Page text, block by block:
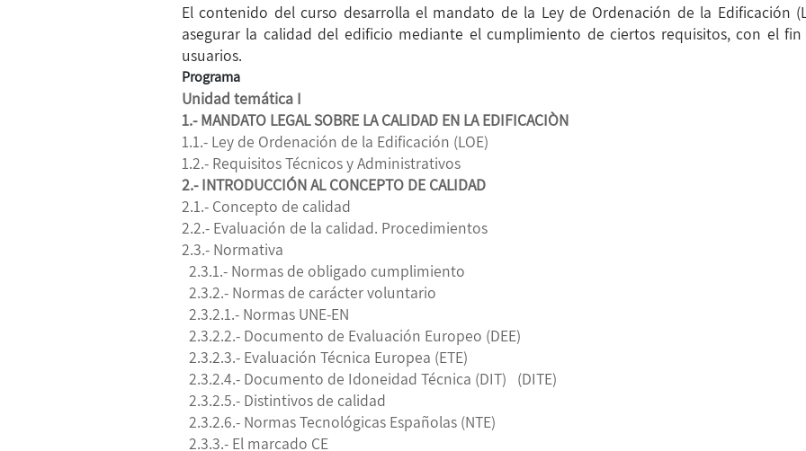
El contenido del curso desarrolla el mandato de la Ley de Ordenación de la Edificación
asegurar la calidad del edificio mediante el cumplimiento de ciertos requisitos, con el
usuarios.
Programa
Unidad temática I
1.- MANDATO LEGAL SOBRE LA CALIDAD EN LA EDIFICACIÒN
1.1.- Ley de Ordenación de la Edificación (LOE)
1.2.- Requisitos Técnicos y Administrativos
2.- INTRODUCCIÓN AL CONCEPTO DE CALIDAD
2.1.- Concepto de calidad
2.2.- Evaluación de la calidad. Procedimientos
2.3.- Normativa
2.3.1.- Normas de obligado cumplimiento
2.3.2.- Normas de carácter voluntario
2.3.2.1.- Normas UNE-EN
2.3.2.2.- Documento de Evaluación Europeo (DEE)
2.3.2.3.- Evaluación Técnica Europea (ETE)
2.3.2.4.- Documento de Idoneidad Técnica (DIT) (DITE)
2.3.2.5.- Distintivos de calidad
2.3.2.6.- Normas Tecnológicas Españolas (NTE)
2.3.3.- El marcado CE